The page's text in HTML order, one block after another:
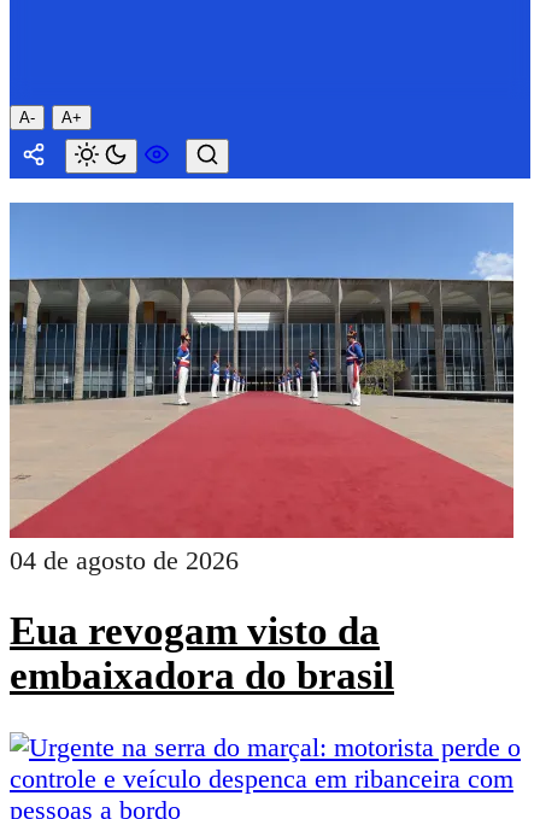
A- A+
04 de agosto de 2026
Eua revogam visto da
embaixadora do brasil